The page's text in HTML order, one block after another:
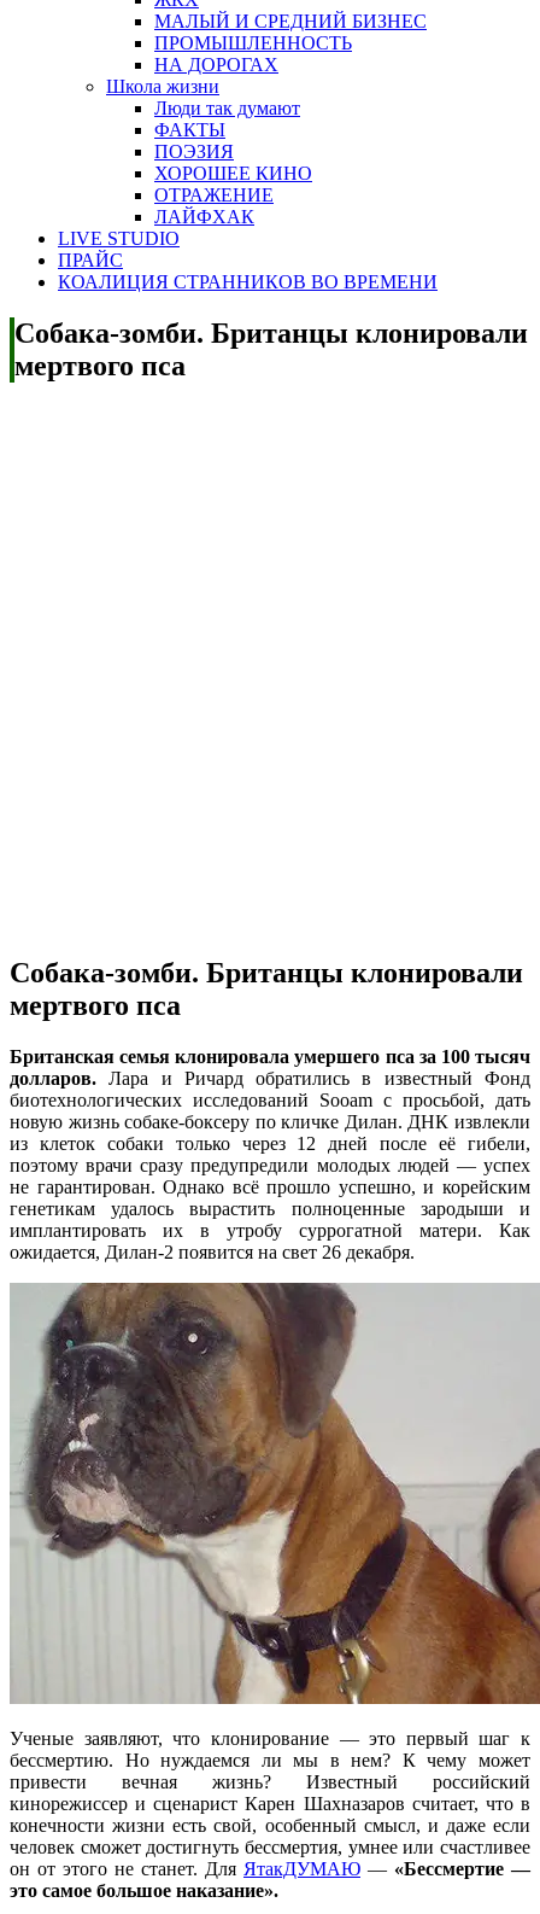
МАЛЫЙ И СРЕДНИЙ БИЗНЕС
ПРОМЫШЛЕННОСТЬ
НА ДОРОГАХ
Школа жизни
Люди так думают
ФАКТЫ
ПОЭЗИЯ
ХОРОШЕЕ КИНО
ОТРАЖЕНИЕ
ЛАЙФХАК
LIVE STUDIO
ПРАЙС
КОАЛИЦИЯ СТРАННИКОВ ВО ВРЕМЕНИ
Собака-зомби. Британцы клонировали
мертвого пса
Собака-зомби. Британцы клонировали
мертвого пса
Британская семья клонировала умершего пса за 100 тысяч
долларов. Лара и Ричард обратились в известный Фонд
биотехнологических исследований Sooam с просьбой, дать
новую жизнь собаке-боксеру по кличке Дилан. ДНК извлекли
из клеток собаки только через 12 дней после её гибели,
поэтому врачи сразу предупредили молодых людей — успех
не гарантирован. Однако всё прошло успешно, и корейским
генетикам удалось вырастить полноценные зародыши и
имплантировать их в утробу суррогатной матери. Как
ожидается, Дилан-2 появится на свет 26 декабря.
Ученые заявляют, что клонирование — это первый шаг к
бессмертию. Но нуждаемся ли мы в нем? К чему может
привести вечная жизнь? Известный российский
кинорежиссер и сценарист Карен Шахназаров считает, что в
конечности жизни есть свой, особенный смысл, и даже если
человек сможет достигнуть бессмертия, умнее или счастливее
он от этого не станет. Для ЯтакДУМАЮ — «Бессмертие —
это самое большое наказание».